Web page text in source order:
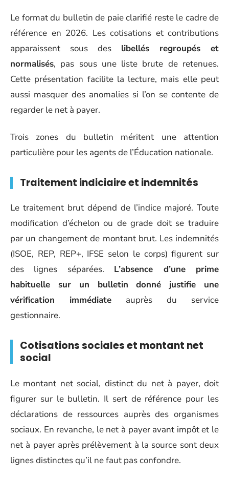
Le format du bulletin de paie clarifié reste le cadre de
référence en 2026. Les cotisations et contributions
apparaissent sous des libellés regroupés et
normalisés, pas sous une liste brute de retenues.
Cette présentation facilite la lecture, mais elle peut
aussi masquer des anomalies si l’on se contente de
regarder le net à payer.
Trois zones du bulletin méritent une attention
particulière pour les agents de l’Éducation nationale.
Traitement indiciaire et indemnités
Le traitement brut dépend de l’indice majoré. Toute
modification d’échelon ou de grade doit se traduire
par un changement de montant brut. Les indemnités
(ISOE, REP, REP+, IFSE selon le corps) figurent sur
des lignes séparées. L’absence d’une prime
habituelle sur un bulletin donné justifie une
vérification immédiate auprès du service
gestionnaire.
Cotisations sociales et montant net
social
Le montant net social, distinct du net à payer, doit
figurer sur le bulletin. Il sert de référence pour les
déclarations de ressources auprès des organismes
sociaux. En revanche, le net à payer avant impôt et le
net à payer après prélèvement à la source sont deux
lignes distinctes qu’il ne faut pas confondre.